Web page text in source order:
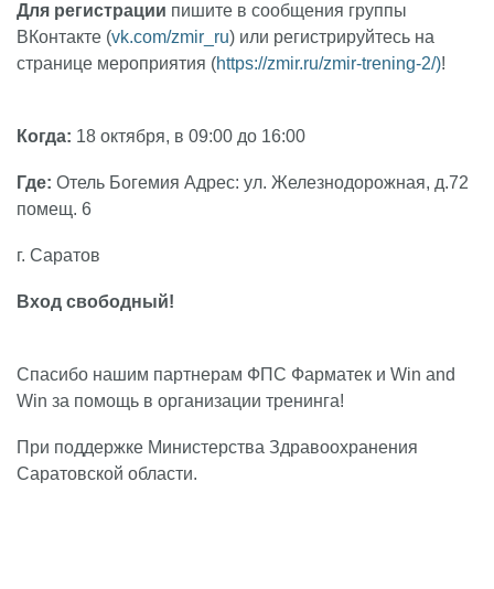
Для регистрации пишите в сообщения группы
ВКонтакте (vk.com/zmir_ru) или регистрируйтесь на
странице мероприятия (https://zmir.ru/zmir-trening-2/)!
Когда: 18 октября, в 09:00 до 16:00
Где: Отель Богемия Адрес: ул. Железнодорожная, д.72
помещ. 6
г. Саратов
Вход свободный!
Спасибо нашим партнерам ФПС Фарматек и Win and
Win за помощь в организации тренинга!
При поддержке Министерства Здравоохранения
Саратовской области.